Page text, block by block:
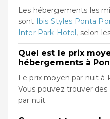
Les hébergements les
sont Ibis Styles Ponta
Inter Park Hotel, selon
Quel est le prix
hébergements à
Le prix moyen par nuit à
Vous pouvez trouver
par nuit.